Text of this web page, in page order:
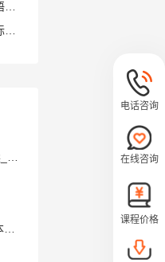
VIPKID 如何用酒店场景革新英语教学？
VIPKID 如何用英语日记培养国际化人才？
《右脑开发玩贴纸 2-3岁B》绘本简介
电话咨询
在线咨询
课程价格